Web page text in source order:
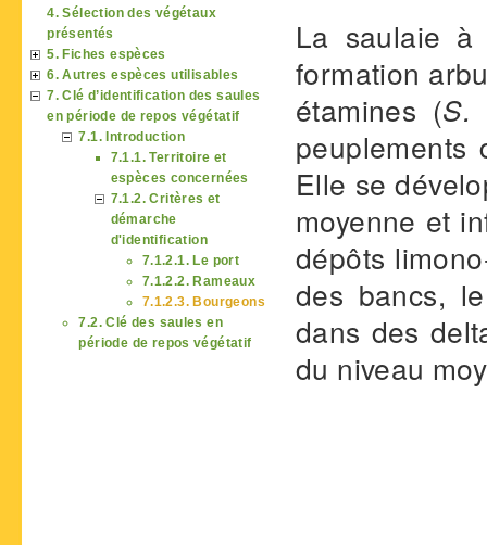
La saulaie
formation
étamines (S.
peuplements
Elle se
moyenne et
dépôts
des bancs,
dans des
du niveau
4. Sélection des végétaux
présentés
5. Fiches espèces
6. Autres espèces utilisables
7. Clé d’identification des saules
en période de repos végétatif
7.1. Introduction
7.1.1. Territoire et
espèces concernées
7.1.2. Critères et
démarche
d'identification
7.1.2.1. Le port
7.1.2.2. Rameaux
7.1.2.3. Bourgeons
7.2. Clé des saules en
période de repos végétatif